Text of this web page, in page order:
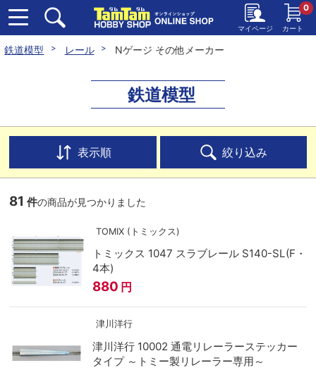
マイページ カート
0
鉄道模型 レール Nゲージ その他メーカー
鉄道模型
表示順 絞り込み
81 件の商品が見つかりました
TOMIX (トミックス)
トミックス 1047 スラブレール S140-SL(F・
4本)
880 円
津川洋行
津川洋行 10002 通電リレーラーステッカー
タイプ ～トミー製リレーラー専用～